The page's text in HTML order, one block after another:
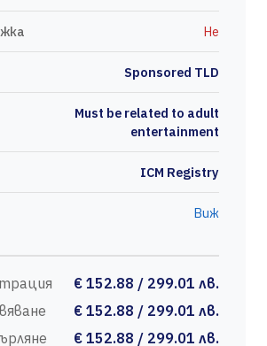
Не
Sponsored TLD
Must be related to adult
entertainment
ICM Registry
Виж
€ 152.88 / 299.01 лв.
€ 152.88 / 299.01 лв.
€ 152.88 / 299.01 лв.